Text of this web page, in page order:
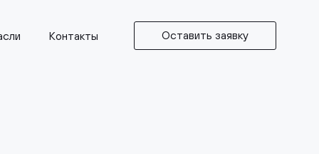
Контакты Оставить заявку